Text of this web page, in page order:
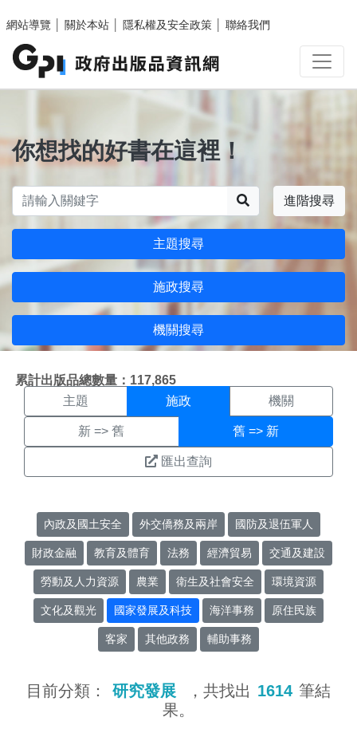
網站導覽
關於本站 隱私權及安全政策 聯絡我們
你想找的好書在這裡！
進階搜尋
主題搜尋
施政搜尋
機關搜尋
累計出版品總數量：117,865
施政搜尋結果頁面
主題 施政 機關
新 => 舊 舊 => 新
匯出查詢
內政及國土安全 外交僑務及兩岸 國防及退伍軍人
財政金融 教育及體育 法務 經濟貿易 交通及建設
勞動及人力資源 農業 衛生及社會安全 環境資源
文化及觀光 國家發展及科技 海洋事務 原住民族
客家 其他政務 輔助事務
目前分類： 研究發展 ，共找出 1614 筆結
果。